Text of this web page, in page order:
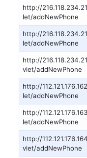
http://
let/addNewPhone
http://
let/addNewPhone
http://
vlet/addNewPhone
http://
let/addNewPhone
http://
let/addNewPhone
http://
vlet/addNewPhone